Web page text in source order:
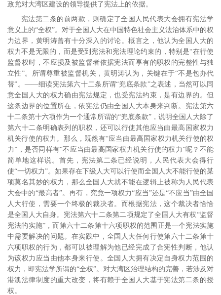
政党对大湾区建设的领导提供了宪法上的依据。
宪法第二条的前两款，则确定了全国人民代表大会拥有宪法学
意义上的“全权”。对于全国人大在中国特色社会主义法治体系中的权
力边界，黄明涛曾有十分深入的讨论。概言之，他认为全国人大的
权力不是无限的，而是受到宪法和宪法理论约束的，特别是“在行使
监督权时，不应损及被监督者依据宪法而享有的职权的完整性与独
立性”。 所谓尊重被监督机关，黄明涛认为，关键在于“不是包办代
替”。 ――细读宪法第六十二条所谓“兜底条款”之表述，当然可以同
意全国人大的权力确由宪法规定，也受宪法约束，是有边界的。但
这条边界的位置所在，依宪法仍由全国人大本身来判断。宪法第六
十二条第十六项作为一个通常所谓的“兜底条款”，说明全国人大除了
第六十二条明确表列的职权，还可以行使其他应当由最高国家权力
机关行使的权力。那么，既然有“应当由最高国家权力机关行使的权
力”，是否同样有“不应当由最高国家权力机关行使的权力”呢？不能
简单地这样说。首先，宪法第二条已经说明，人民代表大会得行
使“一切权力”。如果存在下级人大可以行使而全国人大不能行使的某
项莫名其妙的权力，那么全国人大就不能在逻辑上被称为人民代表
大会中的“最高者”。再有，究竟一项权力“应当”还是“不应当”由全国
人大行使，需要一个终极的裁决者。而根据宪法，这个裁决者恰恰
是全国人大自身。宪法第六十二条第二项规定了全国人大有权“监督
宪法的实施”，而第六十二条第十六项职权的范围正是一个宪法实施
中需要解决的问题。在实践中，全国人大任何行使第六十二条第十
六项职权的行为，都可以被理解为他已经完成了合宪性判断，他认
为该权力应当由他本身来行使。全国人大拥有决定自身权力范围的
权力，即宪法学所谓的“全权”。对大湾区治理结构的完善，若涉及对
港澳法律制度的重大改变，将有赖于全国人大基于宪法第二条的授
权。